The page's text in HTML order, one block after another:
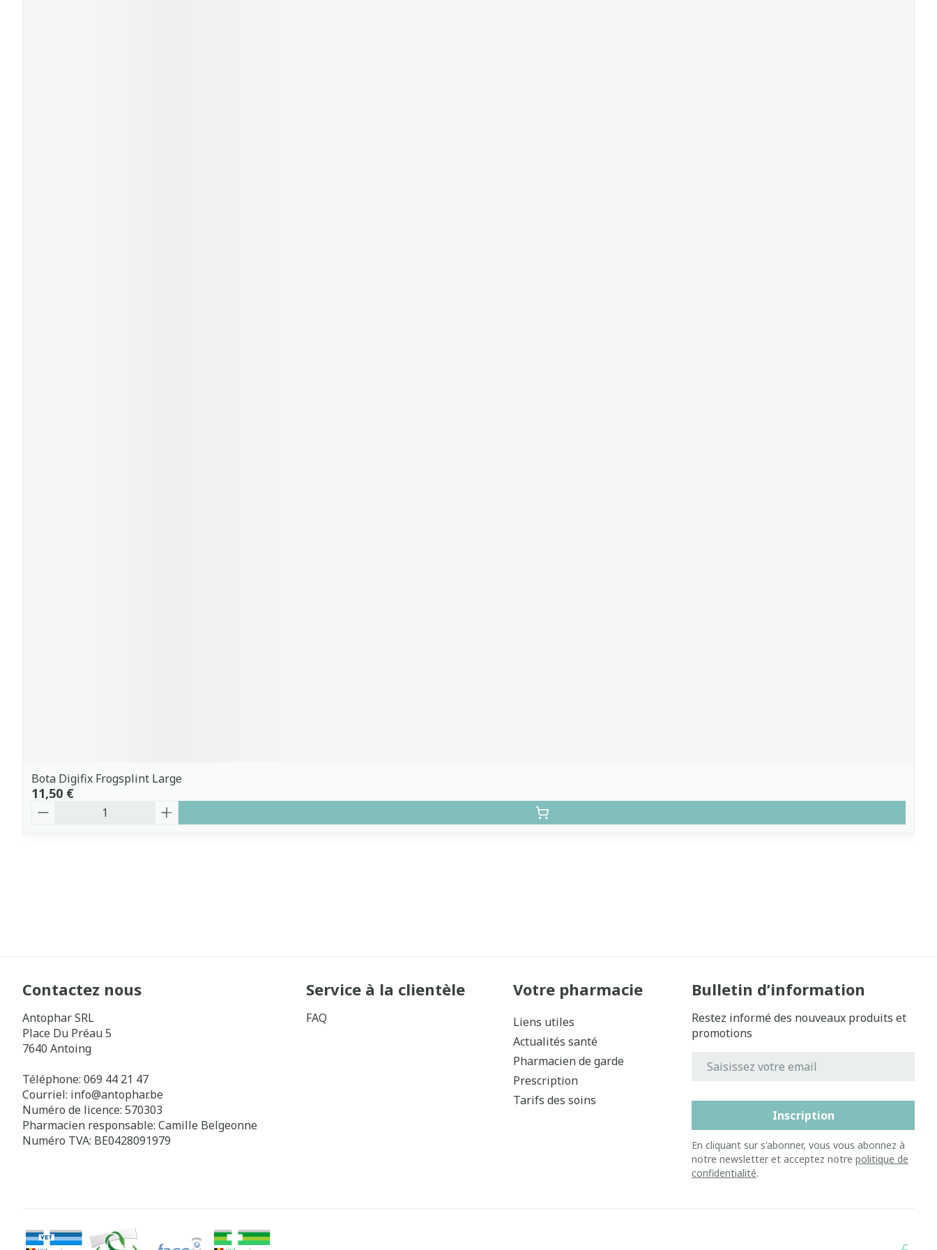
Bota Digifix Frogsplint Large
11,50 €
Contactez nous
Antophar SRL
Place Du Préau 5
7640 Antoing
Téléphone: 069 44 21 47
Courriel: info@antophar.be
Numéro de licence: 570303
Pharmacien responsable: Camille Belgeonne
Numéro TVA: BE0428091979
Service à la clientèle
FAQ
Votre pharmacie
Liens utiles
Actualités santé
Pharmacien de garde
Prescription
Tarifs des soins
Bulletin d’information
Restez informé des nouveaux produits et
promotions
Inscription
En cliquant sur s'abonner, vous vous abonnez à
notre newsletter et acceptez notrepolitique de
confidentialité.